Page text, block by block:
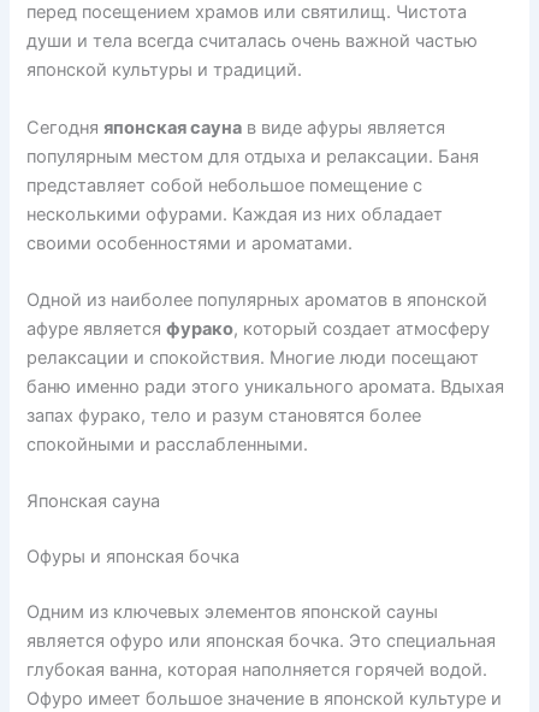
перед посещением храмов или святилищ. Чистота
души и тела всегда считалась очень важной частью
японской культуры и традиций.
Сегодняяпонская сауна в виде афуры является
популярным местом для отдыха и релаксации. Баня
представляет собой небольшое помещение с
несколькими офурами. Каждая из них обладает
своими особенностями и ароматами.
Одной из наиболее популярных ароматов в японской
афуре являетсяфурако, который создает атмосферу
релаксации и спокойствия. Многие люди посещают
баню именно ради этого уникального аромата. Вдыхая
запах фурако, тело и разум становятся более
спокойными и расслабленными.
Японская сауна
Офуры и японская бочка
Одним из ключевых элементов японской сауны
является офуро или японская бочка. Это специальная
глубокая ванна, которая наполняется горячей водой.
Офуро имеет большое значение в японской культуре и